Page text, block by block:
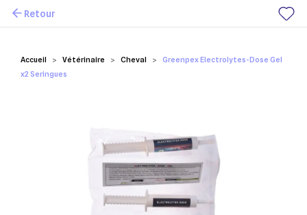
Mes favoris
Accueil Vétérinaire Cheval
Greenpex Electrolytes-Dose Gel
x2 Seringues
Retour